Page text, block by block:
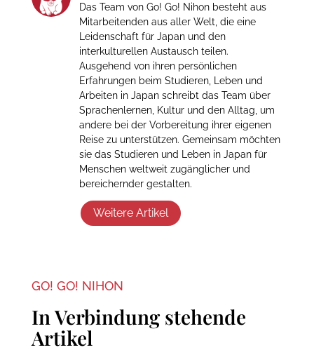
Das Team von Go! Go! Nihon besteht aus
Mitarbeitenden aus aller Welt, die eine
Leidenschaft für Japan und den
interkulturellen Austausch teilen.
Ausgehend von ihren persönlichen
Erfahrungen beim Studieren, Leben und
Arbeiten in Japan schreibt das Team über
Sprachenlernen, Kultur und den Alltag, um
andere bei der Vorbereitung ihrer eigenen
Reise zu unterstützen. Gemeinsam möchten
sie das Studieren und Leben in Japan für
Menschen weltweit zugänglicher und
bereichernder gestalten.
Weitere Artikel
GO! GO! NIHON
In Verbindung stehende
Artikel